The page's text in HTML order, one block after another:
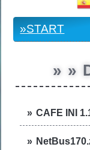
»START
» »
CAFE INI